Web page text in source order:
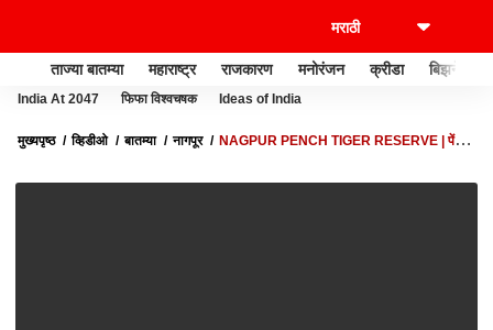
ताज्या बातम्या महाराष्ट्र राजकारण मनोरंजन क्रीडा बिझनेस
India At 2047 फिफा विश्वचषक Ideas of India
मुख्यपृष्ठ व्हिडीओ बातम्या नागपूर
NAGPUR PENCH TIGER RESERVE | पेंच